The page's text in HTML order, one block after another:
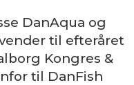
DanAqua og
til efteråret
Kongres &
til DanFish